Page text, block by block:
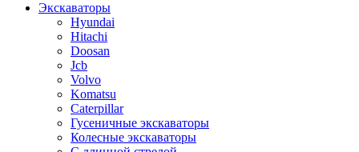
Экскаваторы
Hyundai
Hitachi
Doosan
Jcb
Volvo
Komatsu
Caterpillar
Гусеничные экскаваторы
Колесные экскаваторы